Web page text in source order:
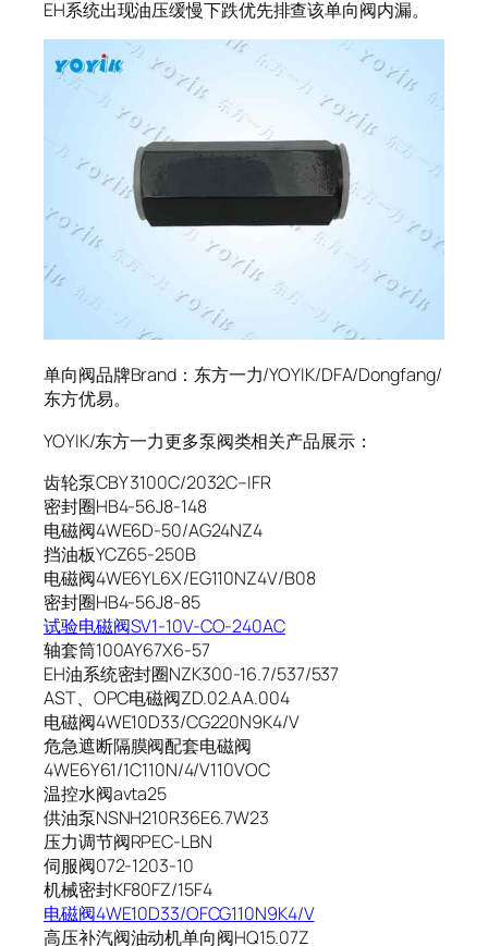
EH系统出现油压缓慢下跌优先排查该单向阀内漏。
单向阀品牌Brand：东方一力/YOYIK/DFA/Dongfang/
东方优易。
YOYIK/东方一力更多泵阀类相关产品展示：
齿轮泵CBY 3100C/2032C–IFR
密封圈HB4-56J8-148
电磁阀4WE6D-50/AG24NZ4
挡油板YCZ65-250B
电磁阀4WE6YL6X/EG110NZ4V/B08
密封圈HB4-56J8-85
试验电磁阀SV1-10V-CO-240AC
轴套筒100AY67X6-57
EH油系统密封圈NZK300-16.7/537/537
AST、OPC电磁阀ZD.02.AA.004
电磁阀4WE10D33/CG220N9K4/V
危急遮断隔膜阀配套电磁阀
4WE6Y61/1C110N/4/V110VOC
温控水阀avta25
供油泵NSNH210R36E6.7W23
压力调节阀RPEC-LBN
伺服阀072-1203-10
机械密封KF80FZ/15F4
电磁阀4WE10D33/OFCG110N9K4/V
高压补汽阀油动机单向阀HQ15.07Z